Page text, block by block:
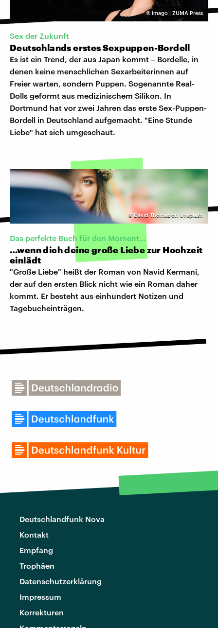
© imago | ZUMA Press
Sex der Zukunft
Deutschlands erstes Sexpuppen-Bordell
Es ist ein Trend, der aus Japan kommt – Bordelle, in
denen keine menschlichen Sexarbeiterinnen auf
Freier warten, sondern Puppen. Sogenannte Real-
Dolls geformt aus medizinischem Silikon. In
Dortmund hat vor zwei Jahren das erste Sex-Puppen-
Bordell in Deutschland aufgemacht. "Eine Stunde
Liebe" hat sich umgeschaut.
© David Thomaz on Unsplash
Das perfekte Buch für den Moment…
…wenn dich deine große Liebe zur Hochzeit
einlädt
"Große Liebe" heißt der Roman von Navid Kermani,
der auf den ersten Blick nicht wie ein Roman daher
kommt. Er besteht aus einhundert Notizen und
Tagebucheinträgen.
Deutschlandfunk Nova
Kontakt
Empfang
Trophäen
Datenschutzerklärung
Impressum
Korrekturen